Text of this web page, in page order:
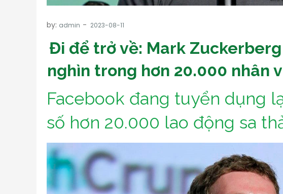
by: admin
Đi để trở về: Mark
nghìn trong hơn 20.000 nhân
Facebook đang tuyển dụng
số hơn 20.000 lao động sa